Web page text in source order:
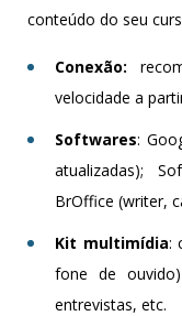
conteúdo do seu
Conexão:
velocidade a
Softwares:
atualizadas);
BrOffice (writer,
Kit multimídia:
fone de
entrevistas, etc.